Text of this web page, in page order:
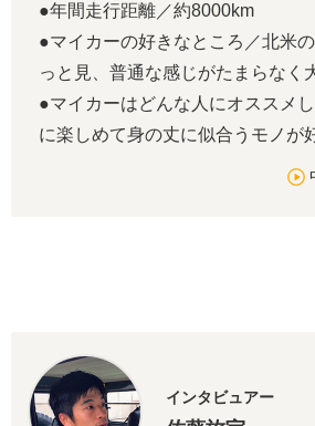
●年間走行距離／約8000km
●マイカーの好きなところ／北米
っと見、普通な感じがたまらなく
●マイカーはどんな人にオススメ
に楽しめて身の丈に似合うモノが
インタビュアー